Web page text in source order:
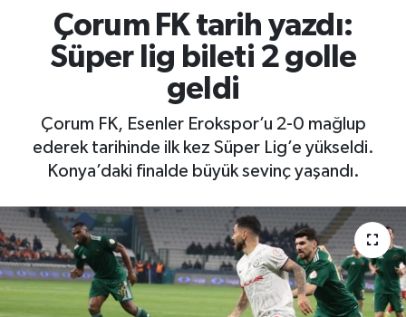
Çorum FK tarih yazdı:
Süper lig bileti 2 golle
geldi
Çorum FK, Esenler Erokspor’u 2-0 mağlup
ederek tarihinde ilk kez Süper Lig’e yükseldi.
Konya’daki finalde büyük sevinç yaşandı.
SPOR
EKONOMİ
MAGAZİN
SAĞLIK
Kahramanmaraş Namaz Vakitleri
Kahramanmaraş Trafik Yoğunluk Haritası
Süper Lig Puan Durumu ve Fikstür
Tüm Manşetler
Haber Arşivi